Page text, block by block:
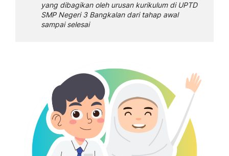
yang dibagikan oleh urusan kurikulum di UPTD
SMP Negeri 3 Bangkalan dari tahap awal
sampai selesai